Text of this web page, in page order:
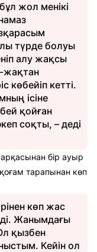
жол менікі
түрде болуы
алу жақсы
жақтан
көбейіп кетті.
ісіне
қойған
соқты, – деді
бір ауыр
тарапынан көп
көп жас
Жанымдағы
қызбен
Кейін ол